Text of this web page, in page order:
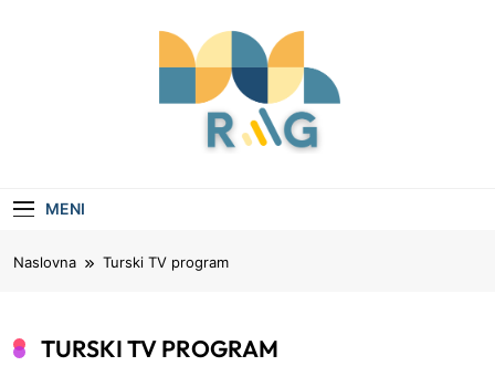
MENI
Naslovna Turski TV program
TURSKI TV PROGRAM